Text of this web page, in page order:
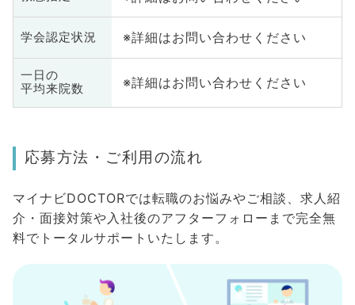
学会認定状況 ※詳細はお問い合わせください
一日の
平均来院数
※詳細はお問い合わせください
応募方法・ご利用の流れ
マイナビDOCTORでは転職のお悩みやご相談、求人紹
介・面接対策や入社後のアフターフォローまで完全無
料でトータルサポートいたします。